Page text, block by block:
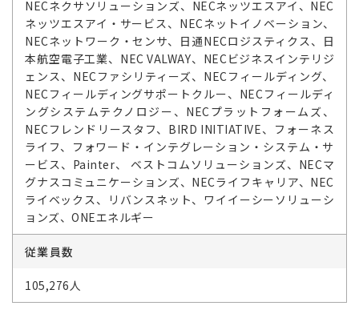
NECネクサソリューションズ、NECネッツエスアイ、NEC
ネッツエスアイ・サービス、NECネットイノベーション、
NECネットワーク・センサ、日通NECロジスティクス、日
本航空電子工業、NEC VALWAY、NECビジネスインテリジ
ェンス、NECファシリティーズ、NECフィールディング、
NECフィールディングサポートクルー、NECフィールディ
ングシステムテクノロジー、NECプラットフォームズ、
NECフレンドリースタフ、BIRD INITIATIVE、フォーネス
ライフ、フォワード・インテグレーション・システム・サ
ービス、Painter、 ベストコムソリューションズ、NECマ
グナスコミュニケーションズ、NECライフキャリア、NEC
ライベックス、リバンスネット、ワイイーシーソリューシ
ョンズ、ONEエネルギー
従業員数
105,276人